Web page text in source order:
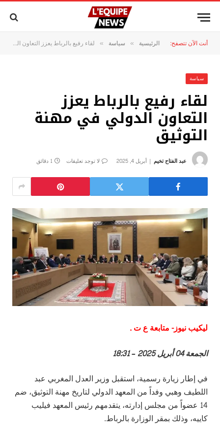
أنت الآن تتصفح: الرئيسية » سياسة » لقاء رفيع بالرباط يعزز التعاون الدولي في مهنة التوثيق
سياسة
لقاء رفيع بالرباط يعزز
التعاون الدولي في مهنة
التوثيق
عبد الفتاح تخيم أبريل 4, 2025 لا توجد تعليقات 1 دقائق
ليكيب نيوز- متابعة ع ت .
الجمعة 04 أبريل 2025 – 18:31
في إطار زيارة رسمية، استقبل وزير العدل المغربي عبد
اللطيف وهبي وفداً من المعهد الدولي لتاريخ مهنة التوثيق، ضم
14 عضواً من مجلس إدارته، يتقدمهم رئيس المعهد فيليب
كاييه، وذلك بمقر الوزارة بالرباط.